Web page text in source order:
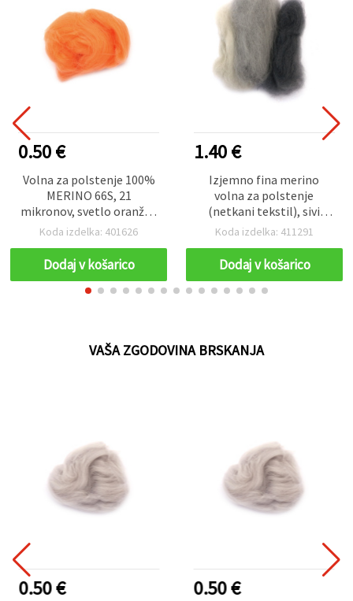
0.50 €
Volna za polstenje 100%
MERINO 66S, 21
mikronov, svetlo oranžna
– 4–5 g
Koda izdelka: 401626
Dodaj v košarico
1.40 €
Izjemno fina merino
volna za polstenje
(netkani tekstil), sivi
odtenki – 25 g
Koda izdelka: 411291
Dodaj v košarico
VAŠA ZGODOVINA BRSKANJA
0.50 € 0.50 €